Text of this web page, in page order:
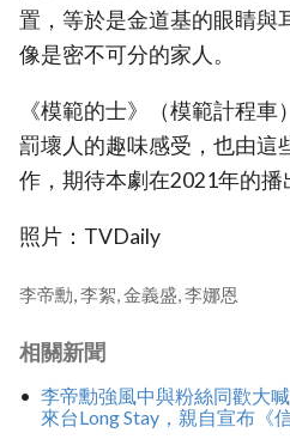
置，等於是金道基的眼睛與
像是密不可分的家人。
《模範的士》（模範計程
罰壞人的趣味感受，也由這
作，期待本劇在2021年的播
照片：TVDaily
李帝勳, 李絮, 金義盛, 李娜恩
相關新聞
李帝勳強風中與粉絲同歡大
來台Long Stay，親自宣布《